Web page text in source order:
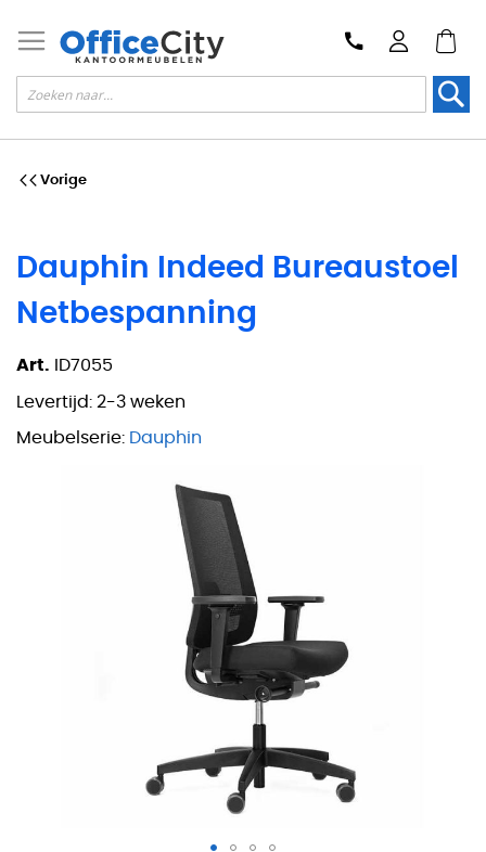
Dauphin Indeed Bureaustoel
Netbespanning
Art. ID7055
Levertijd: 2-3 weken
Meubelserie: Dauphin
Dauphin Indeed Bureaustoel Netbespanning
Vorige